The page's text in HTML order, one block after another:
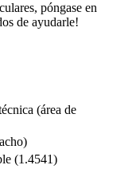
póngase en
de ayudarle!
(área de
(1.4541)